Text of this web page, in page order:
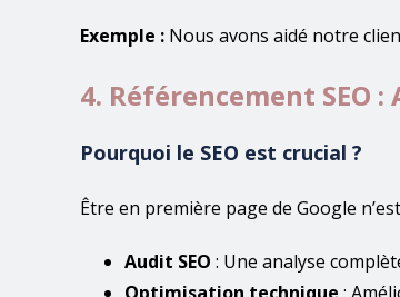
Exemple :Nous avons aidé notre
4. Référencement
Pourquoi le SEO est crucial ?
Être en première page de Google
Audit SEO : Une analyse